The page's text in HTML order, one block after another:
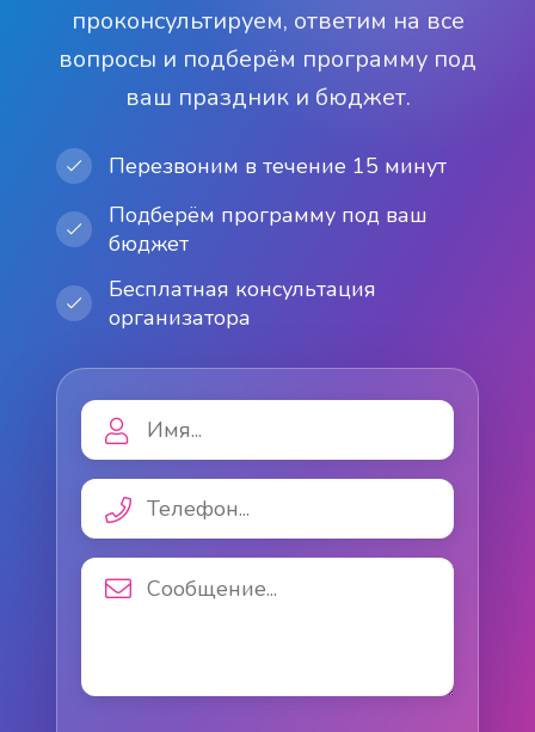
проконсультируем, ответим на все
вопросы и подберём программу под
ваш праздник и бюджет.
Перезвоним в течение 15 минут
Подберём программу под ваш
бюджет
Бесплатная консультация
организатора